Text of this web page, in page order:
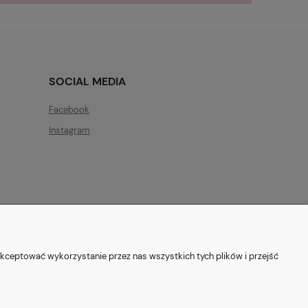
SOCIAL MEDIA
Facebook
Instagram
wykorzystanie przez nas wszystkich tych plików i przejść